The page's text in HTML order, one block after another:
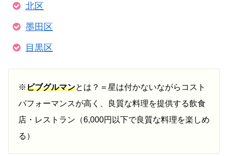
北区
墨田区
目黒区
※ビブグルマンとは？＝星は付かないながらコスト
パフォーマンスが高く、良質な料理を提供する飲食
店・レストラン（6,000円以下で良質な料理を楽しめ
る）